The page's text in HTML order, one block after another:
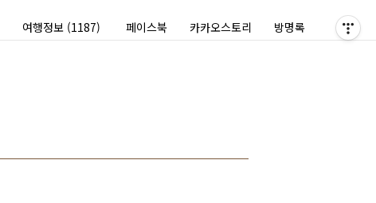
여행정보 (1187) 페이스북 카카오스토리 방명록